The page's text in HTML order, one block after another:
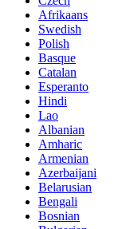
Afrikaans
Swedish
Polish
Basque
Catalan
Esperanto
Hindi
Lao
Albanian
Amharic
Armenian
Azerbaijani
Belarusian
Bengali
Bosnian